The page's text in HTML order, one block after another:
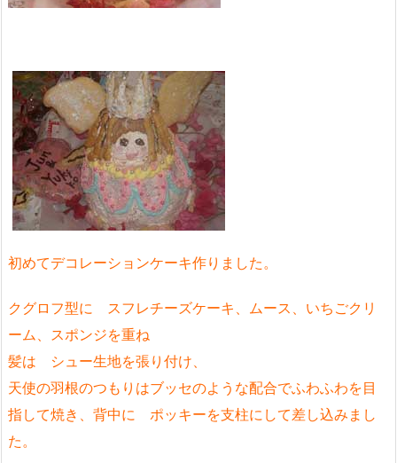
初めてデコレーションケーキ作りました。
クグロフ型に スフレチーズケーキ、ムース、いちごクリ
ーム、スポンジを重ね
髪は シュー生地を張り付け、
天使の羽根のつもりはブッセのような配合でふわふわを目
指して焼き、背中に ポッキーを支柱にして差し込みまし
た。